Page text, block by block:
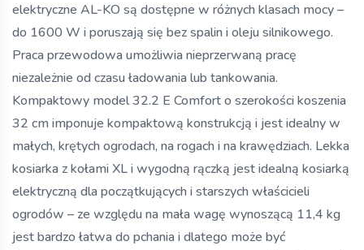
elektryczne AL-KO są dostępne w różnych klasach mocy –
do 1600 W i poruszają się bez spalin i oleju silnikowego.
Praca przewodowa umożliwia nieprzerwaną pracę
niezależnie od czasu ładowania lub tankowania.
Kompaktowy model 32.2 E Comfort o szerokości koszenia
32 cm imponuje kompaktową konstrukcją i jest idealny w
małych, krętych ogrodach, na rogach i na krawędziach. Lekka
kosiarka z kołami XL i wygodną rączką jest idealną kosiarką
elektryczną dla początkujących i starszych właścicieli
ogrodów – ze względu na mała wagę wynoszącą 11,4 kg
jest bardzo łatwa do pchania i dlatego może być